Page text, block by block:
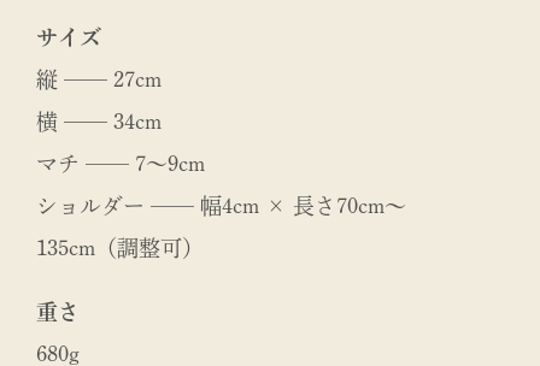
サイズ
縦 ── 27cm
横 ── 34cm
マチ ── 7～9cm
ショルダー ── 幅4cm × 長さ70cm～
135cm（調整可）
重さ
680g